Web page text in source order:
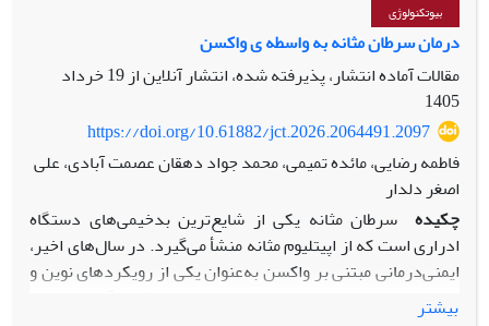
بیوتکنولوژی
درمان سرطان مثانه به واسطه ی واکسن
مقالات آماده انتشار، پذیرفته شده، انتشار آنلاین از
19 خرداد
1405
https://doi.org/10.61882/jct.2026.2064491.2097
فاطمه رضایی، مائده تمیمی، محمد جواد دهقان عصمت آبادی، علی
اصغر دلدار
چکیده سرطان مثانه یکی از شایع‌ترین بدخیمی‌های دستگاه
ادراری است که از اپیتلیوم مثانه منشأ می‌گیرد. در ‏سال‌های اخیر،
ایمنی‌درمانی مبتنی بر واکسن به‌عنوان یکی از رویکردهای نوین و
امیدبخش در درمان ‏این سرطان مورد توجه قرار گرفته است.
بیشتر